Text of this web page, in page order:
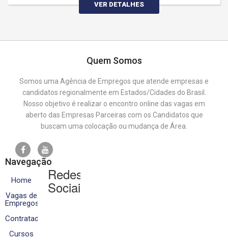
VER DETALHES
Quem Somos
Somos uma Agência de Empregos que atende empresas e
candidatos regionalmente em Estados/Cidades do Brasil.
Nosso objetivo é realizar o encontro online das vagas em
aberto das Empresas Parceiras com os Candidatos que
buscam uma colocação ou mudança de Área.
Navegação
Home
Vagas de
Empregos
Contratados
Cursos
Redes
Sociais